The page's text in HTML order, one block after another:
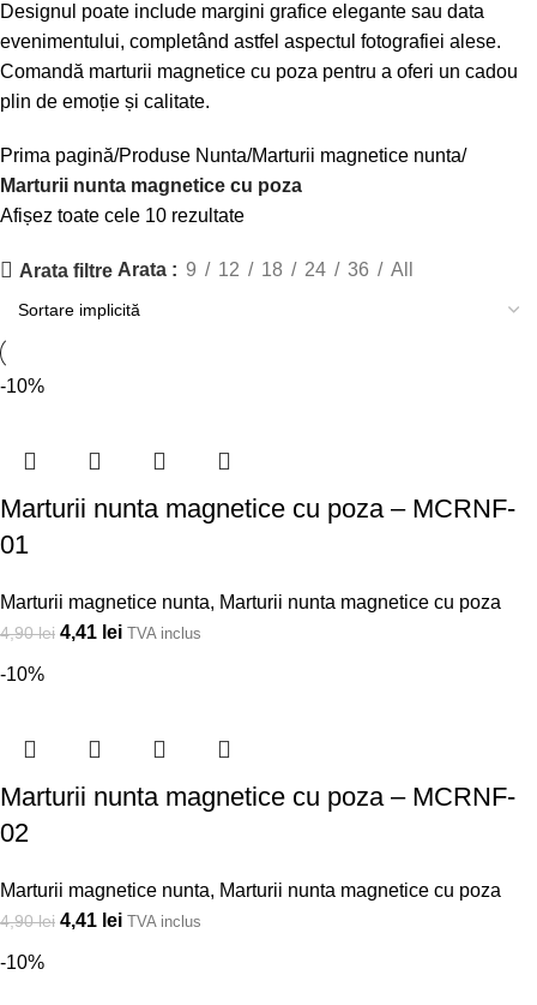
Designul poate include margini grafice elegante sau data
evenimentului, completând astfel aspectul fotografiei alese.
Comandă marturii magnetice cu poza pentru a oferi un cadou
plin de emoție și calitate.
Prima pagină Produse Nunta Marturii magnetice nunta
Marturii nunta magnetice cu poza
Afișez toate cele 10 rezultate
Arata filtre Arata 9 12 18 24 36 All
-10%
Marturii nunta magnetice cu poza – MCRNF-
01
Marturii magnetice nunta, Marturii nunta magnetice cu poza
4,90lei 4,41 lei TVA inclus
-10%
Marturii nunta magnetice cu poza – MCRNF-
02
Marturii magnetice nunta, Marturii nunta magnetice cu poza
4,90lei 4,41 lei TVA inclus
-10%